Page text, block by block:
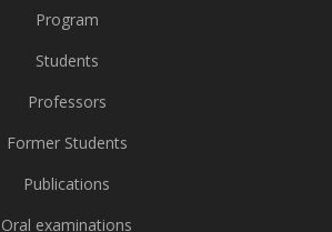
Program
Students
Professors
Former Students
Publications
Oral examinations